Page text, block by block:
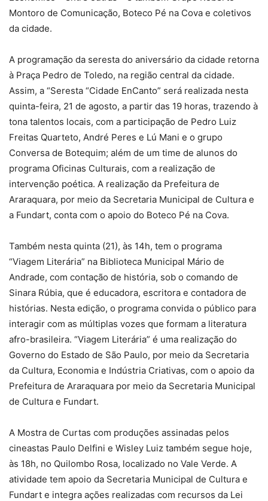
Montoro de Comunicação, Boteco Pé na Cova e coletivos
da cidade.
A programação da seresta do aniversário da cidade retorna
à Praça Pedro de Toledo, na região central da cidade.
Assim, a “Seresta “Cidade EnCanto” será realizada nesta
quinta-feira, 21 de agosto, a partir das 19 horas, trazendo à
tona talentos locais, com a participação de Pedro Luiz
Freitas Quarteto, André Peres e Lú Mani e o grupo
Conversa de Botequim; além de um time de alunos do
programa Oficinas Culturais, com a realização de
intervenção poética. A realização da Prefeitura de
Araraquara, por meio da Secretaria Municipal de Cultura e
a Fundart, conta com o apoio do Boteco Pé na Cova.
Também nesta quinta (21), às 14h, tem o programa
“Viagem Literária” na Biblioteca Municipal Mário de
Andrade, com contação de história, sob o comando de
Sinara Rúbia, que é educadora, escritora e contadora de
histórias. Nesta edição, o programa convida o público para
interagir com as múltiplas vozes que formam a literatura
afro-brasileira. “Viagem Literária” é uma realização do
Governo do Estado de São Paulo, por meio da Secretaria
da Cultura, Economia e Indústria Criativas, com o apoio da
Prefeitura de Araraquara por meio da Secretaria Municipal
de Cultura e Fundart.
A Mostra de Curtas com produções assinadas pelos
cineastas Paulo Delfini e Wisley Luiz também segue hoje,
às 18h, no Quilombo Rosa, localizado no Vale Verde. A
atividade tem apoio da Secretaria Municipal de Cultura e
Fundart e integra ações realizadas com recursos da Lei